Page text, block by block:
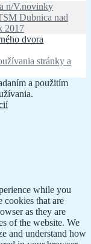
n/V.Kategórie
novinkyZnačky
Dubnica nad
2017
dvora
stránky a
a použitím
while you
cookies that are
as they are
of the website. We
and understand how